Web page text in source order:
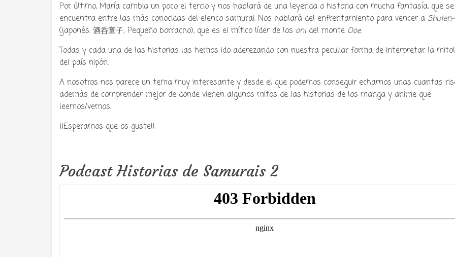
Por último, María cambia un poco el tercio y nos hablará de una leyenda o historia con mucha fantasía, que se
encuentra entre las más conocidas del elenco samurai. Nos hablará del enfrentamiento para vencer a
(japonés: 酒呑童子; Pequeño borracho), que es el mítico líder de los oni del monte Ooe.
Todas y cada una de las historias las hemos ido aderezando con nuestra peculiar forma de interpretar la
del país nipón.
A nosotros nos parece un tema muy interesante y desde el que podemos conseguir echarnos unas cuantas
además de comprender mejor de donde vienen algunos mitos de las historias de los manga y anime que
leemos/vemos.
¡¡Esperamos que os guste!!
Podcast Historias de Samurais 2